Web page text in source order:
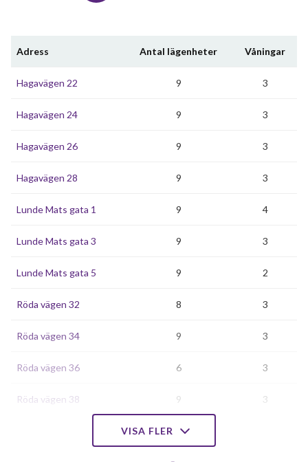
Adress Antal lägenheter Våningar
Hagavägen 22 9 3
Hagavägen 24 9 3
Hagavägen 26 9 3
Hagavägen 28 9 3
Lunde Mats gata 1 9 4
Lunde Mats gata 3 9 3
Lunde Mats gata 5 9 2
Röda vägen 32 8 3
Röda vägen 34 9 3
Röda vägen 36 6 3
Röda vägen 38 9 3
8
VISA FLER